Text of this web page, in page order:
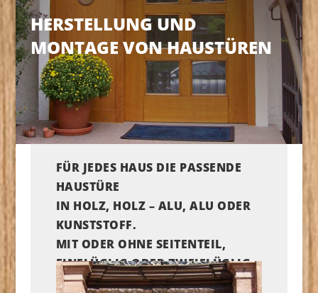
HERSTELLUNG UND
MONTAGE VON HAUSTÜREN
FÜR JEDES HAUS DIE PASSENDE
HAUSTÜRE
IN HOLZ, HOLZ – ALU, ALU ODER
KUNSTSTOFF.
MIT ODER OHNE SEITENTEIL,
EINFLÜGLIG ODER ZWEIFLÜGLIG,
MIT OBERLICHT ODER OHNE,